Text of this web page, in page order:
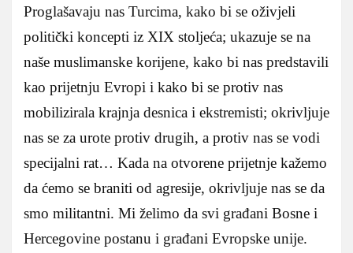
Proglašavaju nas Turcima, kako bi se oživjeli
politički koncepti iz XIX stoljeća; ukazuje se na
naše muslimanske korijene, kako bi nas predstavili
kao prijetnju Evropi i kako bi se protiv nas
mobilizirala krajnja desnica i ekstremisti; okrivljuje
nas se za urote protiv drugih, a protiv nas se vodi
specijalni rat… Kada na otvorene prijetnje kažemo
da ćemo se braniti od agresije, okrivljuje nas se da
smo militantni. Mi želimo da svi građani Bosne i
Hercegovine postanu i građani Evropske unije.